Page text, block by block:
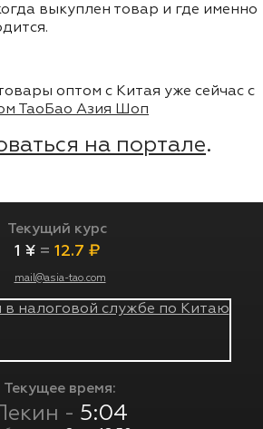
выкуплен товар и где именно
оптом с Китая уже сейчас с
ТаоБао Азия Шоп
на портале.
Текущий курс
1 ¥ = 12.7 ₽
mail@asia-tao.com
Текущее время:
- 5:04